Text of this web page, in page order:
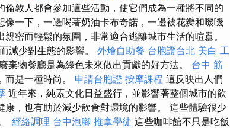
倫敦人都會參加這些活動，使它們成為一種將不同的
像一下，一邊喝著奶油卡布奇諾，一邊被花瓣和嘰嘰
密而輕鬆的氛圍，非常適合逃離城市生活的喧囂。
減少對生態的影響。 外燴自助餐 台胞證台北 美白 工
棄物餐廳是為綠色未來做出貢獻的好方法。 台中 筋
是一種時尚。 申請台胞證 按摩課程 這反映出人們
近年來，純素文化日益盛行，並影響著整個城市的飲
康，也有助於減少飲食對環境的影響。 這些體驗很少
經絡調理 台中泡腳 推拿學徒 這些咖啡館不只是吃飯